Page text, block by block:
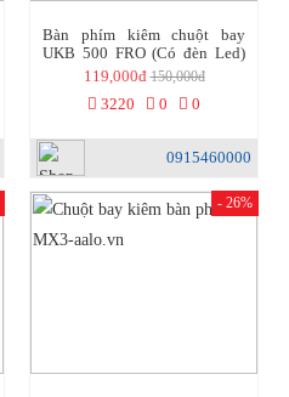
Bàn phím kiêm chuột bay
UKB 500 FRO (Có đèn Led)
dành cho Android TV box,
119,000đ150,000đ
3220 0 0
0915460000
- 26%